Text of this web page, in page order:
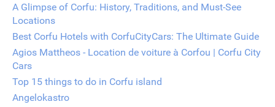
A Glimpse of Corfu: History, Traditions, and Must-See
Locations
Best Corfu Hotels with CorfuCityCars: The Ultimate Guide
Agios Mattheos - Location de voiture à Corfou | Corfu City
Cars
Top 15 things to do in Corfu island
Angelokastro